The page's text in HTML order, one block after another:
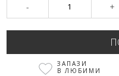
- +
ЗАПАЗИ
В ЛЮБИМИ